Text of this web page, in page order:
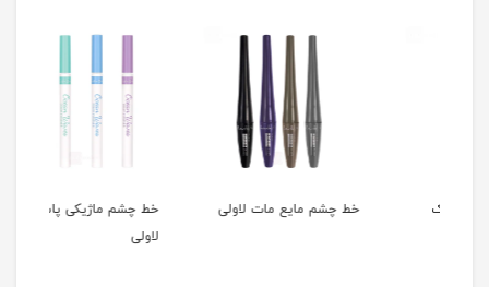
خط چشم مایع مات لاولی
خط چشم ماژیکی پاستیلی